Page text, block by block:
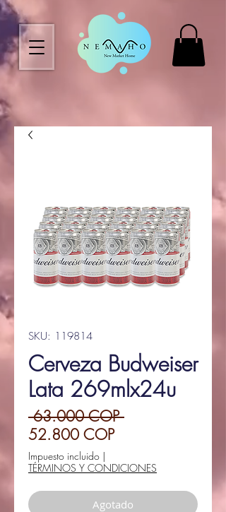
SKU: 119814
Cerveza Budweiser
Lata 269mlx24u
63.000 COP Precio
52.800 COPPrecio
oferta
Impuesto incluido |
TÉRMINOS Y CONDICIONES
Agotado